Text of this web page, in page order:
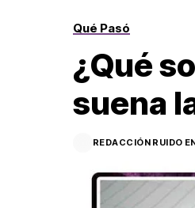
Qué Pasó
¿Qué
suena
REDACCIÓN RUIDO